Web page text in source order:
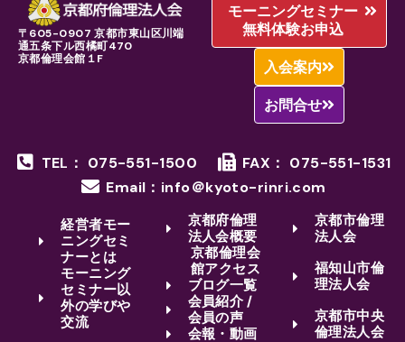
〒605-0907 京都市東山区川端
通五条下ル西橘町470
京都倫理会館１F
モーニングセミナー
無料体験お申込
入会案内
お問合せ
TEL： 075-551-1500
FAX： 075-551-1531
Email：info＠kyoto-rinri.com
経営者モー
ニングセミ
ナーとは
モーニング
セミナー以
外の学びや
交流
京都府倫理
法人会概要
京都倫理会
館アクセス
ブログ一覧
会員紹介 /
会員の声
会報・動画
京都市倫理
法人会
福知山市倫
理法人会
京都市中央
倫理法人会